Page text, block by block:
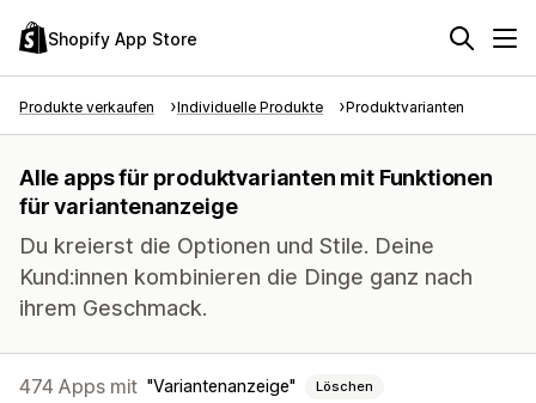
Shopify App Store
Produkte verkaufen Individuelle Produkte Produktvarianten
Alle apps für produktvarianten mit Funktionen
für variantenanzeige
Du kreierst die Optionen und Stile. Deine
Kund:innen kombinieren die Dinge ganz nach
ihrem Geschmack.
474 Apps mit Variantenanzeige Löschen